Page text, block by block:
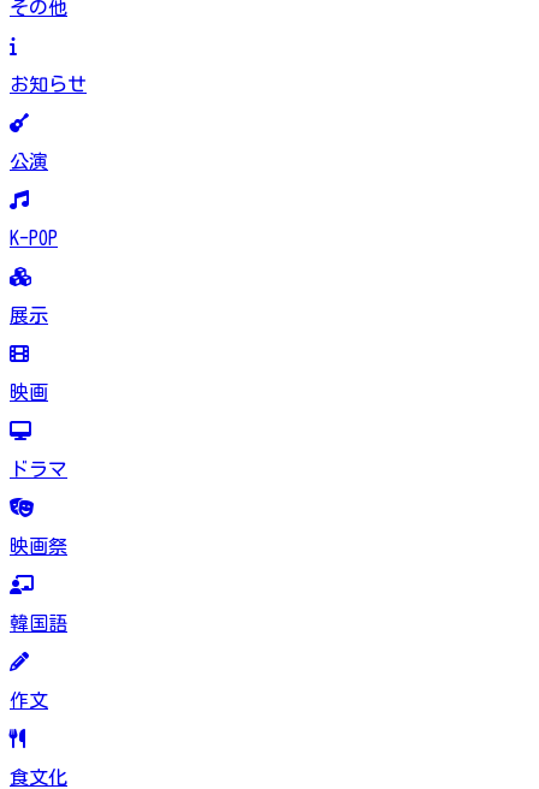
その他
お知らせ
公演
K-POP
展示
映画
ドラマ
映画祭
韓国語
作文
食文化